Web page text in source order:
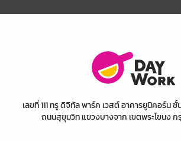
เลขที่ 111 ทรู ดิจิทัล พาร์ค เวสต์ อาคารยูนิคอร์น ชั้
ถนนสุขุมวิท แขวงบางจาก เขตพระโขนง ก